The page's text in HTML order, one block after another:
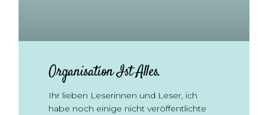
Organisation Ist Alles.
Ihr lieben Leserinnen und Leser, ich
habe noch einige nicht veröffentlichte